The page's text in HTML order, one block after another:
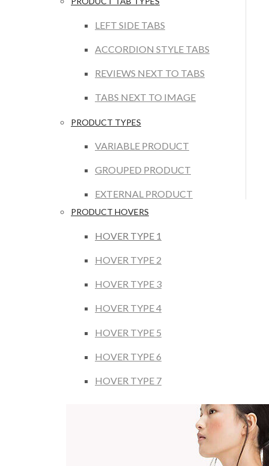
LEFT SIDE TABS
ACCORDION STYLE TABS
REVIEWS NEXT TO TABS
TABS NEXT TO IMAGE
PRODUCT TYPES
VARIABLE PRODUCT
GROUPED PRODUCT
EXTERNAL PRODUCT
PRODUCT HOVERS
HOVER TYPE 1
HOVER TYPE 2
HOVER TYPE 3
HOVER TYPE 4
HOVER TYPE 5
HOVER TYPE 6
HOVER TYPE 7